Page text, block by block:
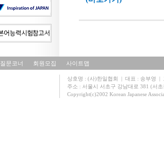
질문코너 회원모집 사이트맵
상호명 : (사)한일협회 | 대표 : 송부영 |
주소 : 서울시 서초구 강남대로 381 (서
Copyright(c)2002 Korean Japanese